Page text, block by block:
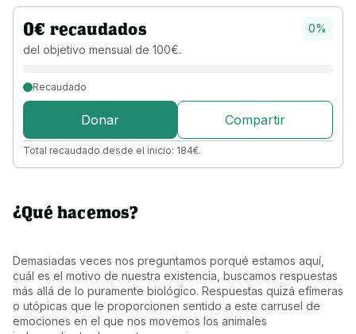
0€ recaudados
del objetivo mensual de 100€.
0%
Recaudado
Donar Compartir
Total recaudado desde el inicio: 184€.
¿Qué hacemos?
Demasiadas veces nos preguntamos porqué estamos aquí,
cuál es el motivo de nuestra existencia, buscamos respuestas
más allá de lo puramente biológico. Respuestas quizá efímeras
o utópicas que le proporcionen sentido a este carrusel de
emociones en el que nos movemos los animales